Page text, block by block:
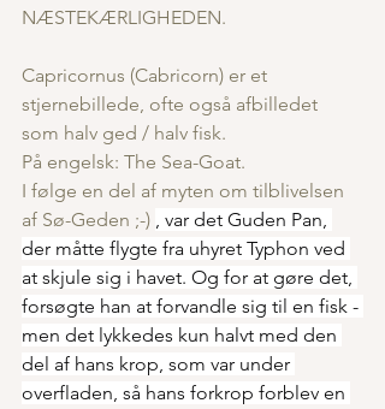
NÆSTEKÆRLIGHEDEN.
Capricornus (Cabricorn) er et
stjernebillede, ofte også afbilledet
som halv ged / halv fisk.
På engelsk: The Sea-Goat.
I følge en del af myten om tilblivelsen
af Sø-Geden ;-) , var det Guden Pan,
der måtte flygte fra uhyret Typhon ved
at skjule sig i havet. Og for at gøre det,
forsøgte han at forvandle sig til en fisk -
men det lykkedes kun halvt med den
del af hans krop, som var under
overfladen, så hans forkrop forblev en